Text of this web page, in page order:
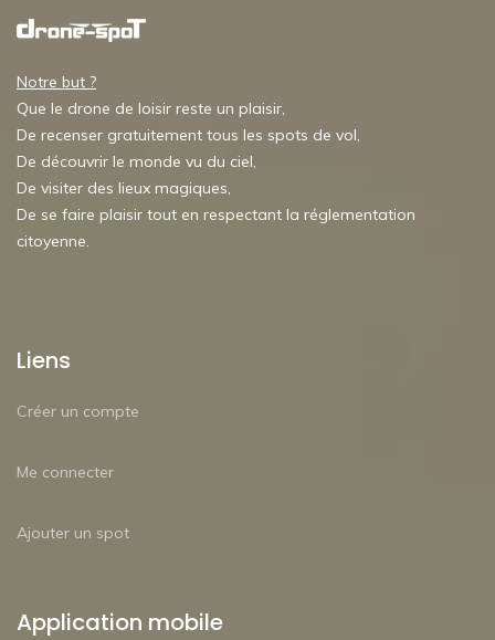
Notre but ?
Que le drone de loisir reste un plaisir,
De recenser gratuitement tous les spots de vol,
De découvrir le monde vu du ciel,
De visiter des lieux magiques,
De se faire plaisir tout en respectant la réglementation
citoyenne.
Liens
Créer un compte
Me connecter
Ajouter un spot
Application mobile